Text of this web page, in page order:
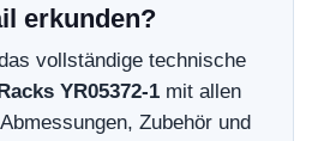
erkunden?
vollständige technische
YR05372-1 mit allen
Zubehör und